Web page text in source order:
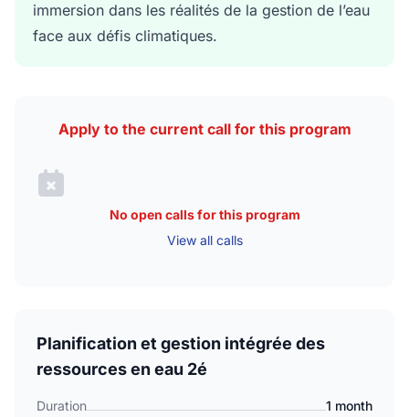
immersion dans les réalités de la gestion de l’eau
face aux défis climatiques.
Apply to the current call for this program
No open calls for this program
View all calls
Planification et gestion intégrée des
ressources en eau 2é
Duration
1 month